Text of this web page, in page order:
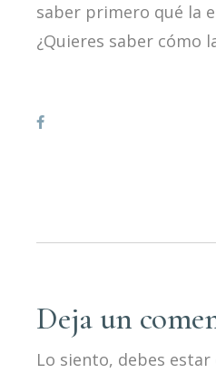
saber primero qué la
¿Quieres saber cómo
Deja un
Lo siento, debes estar